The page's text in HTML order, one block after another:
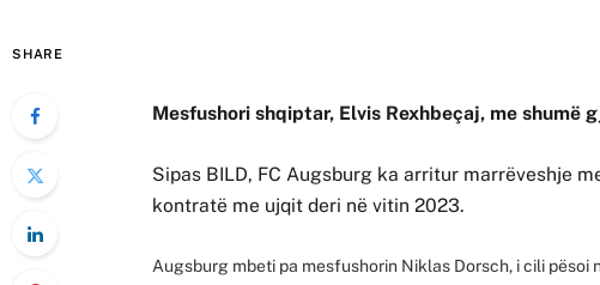
SHARE
Mesfushori shqiptar, Elvis Rexhbeçaj, me shumë
Sipas BILD, FC Augsburg ka arritur marrëveshje
kontratë me ujqit deri në vitin 2023.
Augsburg mbeti pa mesfushorin Niklas Dorsch, i cili